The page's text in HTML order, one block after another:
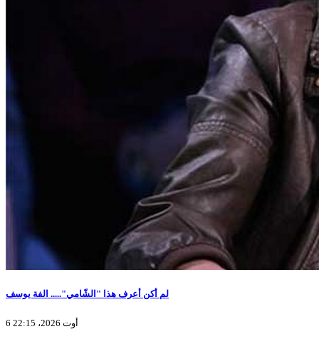
لم أكن أعرف هذا "الشّامي"..... الفة يوسف
6 أوت 2026، 22:15